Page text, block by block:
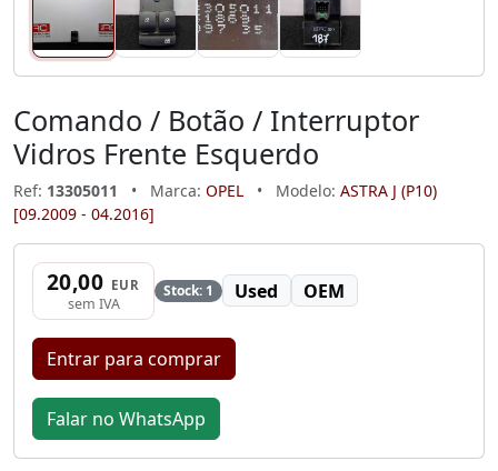
Comando / Botão / Interruptor
Vidros Frente Esquerdo
Ref: 13305011 • Marca: OPEL • Modelo: ASTRA J (P10)
[09.2009 - 04.2016]
20,00 EUR
sem IVA
Stock: 1 Used OEM
Entrar para comprar
Falar no WhatsApp